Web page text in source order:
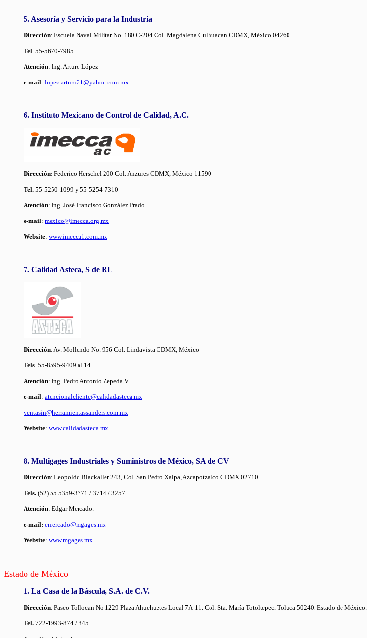
5. Asesoría y Servicio para la Industria
Dirección: Escuela Naval Militar No. 180 C-204 Col. Magdalena Culhuacan CDMX, México 04260
Tel. 55-5670-7985
Atención: Ing. Arturo López
e-mail: lopez.arturo21@yahoo.com.mx
6. Instituto Mexicano de Control de Calidad, A.C.
Dirección: Federico Herschel 200 Col. Anzures CDMX, México 11590
Tel. 55-5250-1099 y 55-5254-7310
Atención: Ing. José Francisco González Prado
e-mail: mexico@imecca.org.mx
Website: www.imecca1.com.mx
7. Calidad Asteca, S de RL
Dirección: Av. Mollendo No. 956 Col. Lindavista CDMX, México
Tels. 55-8595-9409 al 14
Atención: Ing. Pedro Antonio Zepeda V.
e-mail: atencionalcliente@calidadasteca.mx
ventasin@herramientassanders.com.mx
Website: www.calidadasteca.mx
8. Multigages Industriales y Suministros de México, SA de CV
Dirección: Leopoldo Blackaller 243, Col. San Pedro Xalpa, Azcapotzalco CDMX 02710.
Tels. (52) 55 5359-3771 / 3714 / 3257
Atención: Edgar Mercado.
e-mail: emercado@mgages.mx
Website: www.mgages.mx
Estado de México
1. La Casa de la Báscula, S.A. de C.V.
Dirección: Paseo Tollocan No 1229 Plaza Ahuehuetes Local 7A-11, Col. Sta. María Totoltepec, Toluca 50240, Estado de México.
Tel. 722-1993-874 / 845